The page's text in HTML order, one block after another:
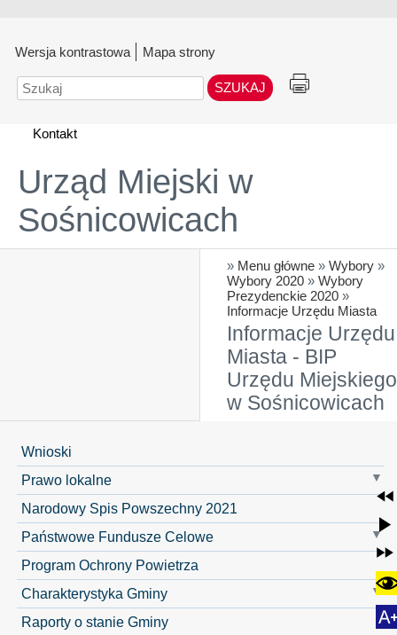
Wersja kontrastowa Mapa strony
Szukaj
Kontakt
Urząd Miejski w
Sośnicowicach
» Menu główne » Wybory »
Wybory 2020 » Wybory
Prezydenckie 2020 »
Informacje Urzędu Miasta
Informacje Urzędu
Miasta - BIP
Urzędu Miejskiego
w Sośnicowicach
Wnioski
Prawo lokalne
Narodowy Spis Powszechny 2021
Państwowe Fundusze Celowe
Program Ochrony Powietrza
Charakterystyka Gminy
Raporty o stanie Gminy